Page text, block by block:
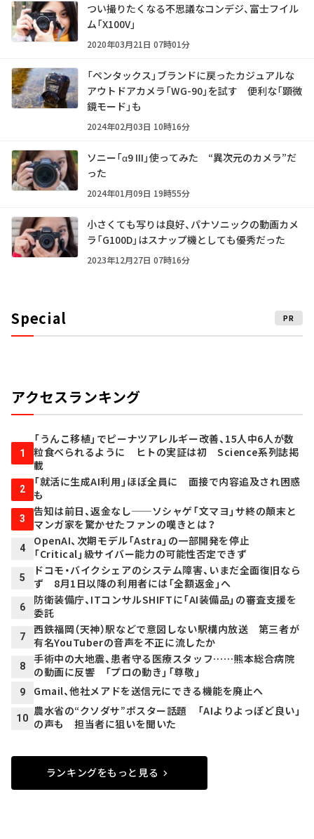
つい撮りたくなる不思議なコンデジ、富士フイル
ム「X100V」
2020年03月21日 07時01分
「ペンタックス」ブランドに戻ったカジュアルな
アウトドアカメラ「WG-90」を試す 便利な「顕微
鏡モード」も
2024年02月03日 10時16分
ソニー「α9 III」使ってみた “異次元のカメラ”だ
った
2024年01月09日 19時55分
小さくても写りは良好、パナソニックの動画カメ
ラ「G100D」はスナップ機としても優秀だった
2023年12月27日 07時16分
Special PR
アクセスランキング
1
「うんこ移植」でピーナツアレルギー改善、15人中6人が数
粒食べられるように ヒトの実証は初 Science系列誌掲
載
2
「就活に生成AI利用」ほぼ全員に 面接で内容追及され困惑
も
3
告知は前日、返金なし──ソシャゲ「文マヨ」サ終の顛末と
マンガ家を驚かせたファンの嘆きとは？
4
OpenAI、次期モデル「Astra」の一部開発を停止
「Critical」級サイバー能力の可能性否定できず
5
ドコモ・バイクシェアのシステム障害、いまだ全面復旧なら
ず 8月1日以降の利用者には「全額返金」へ
6
防衛装備庁、ITコンサルSHIFTに「AI装備品」の審査支援を
委託
7
西鉄福岡（天神）駅などで意図しない駅構内放送 第三者が
有名YouTuberの音声を不正に流したか
8
手術中の大地震、患者守る医療スタッフ……熊本総合病院
の動画に反響 「プロの動き」「尊敬」
9 Gmail、他社メアドを送信元にできる機能を廃止へ
10
農水省の“クソダサ”ポスター話題 「AIよりよっぽど良い」
の声も 担当者に狙いを聞いた
ランキングをもっと見る